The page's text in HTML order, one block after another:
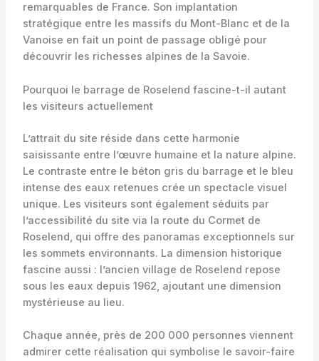
remarquables de France. Son implantation
stratégique entre les massifs du Mont-Blanc et de la
Vanoise en fait un point de passage obligé pour
découvrir les richesses alpines de la Savoie.
Pourquoi le barrage de Roselend fascine-t-il autant
les visiteurs actuellement
L’attrait du site réside dans cette harmonie
saisissante entre l’œuvre humaine et la nature alpine.
Le contraste entre le béton gris du barrage et le bleu
intense des eaux retenues crée un spectacle visuel
unique. Les visiteurs sont également séduits par
l’accessibilité du site via la route du Cormet de
Roselend, qui offre des panoramas exceptionnels sur
les sommets environnants. La dimension historique
fascine aussi : l’ancien village de Roselend repose
sous les eaux depuis 1962, ajoutant une dimension
mystérieuse au lieu.
Chaque année, près de 200 000 personnes viennent
admirer cette réalisation qui symbolise le savoir-faire